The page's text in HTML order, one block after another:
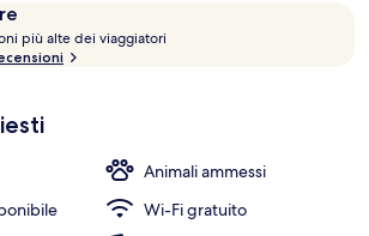
più alte dei viaggiatori
a
Animali ammessi
Wi-Fi gratuito